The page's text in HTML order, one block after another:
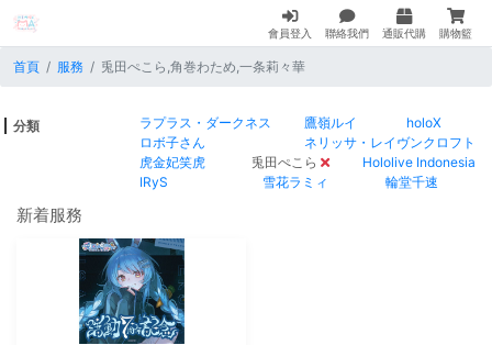
會員登入 聯絡我們 通販代購 購物籃
首頁 服務 兎田ぺこら,角巻わため,一条莉々華
分類 ラプラス・ダークネス 鷹嶺ルイ
holoX
ロボ子さん
ネリッサ・レイヴンクロフト
虎金妃笑虎
兎田ぺこら
Hololive Indonesia
IRyS
雪花ラミィ 輪堂千速
新着服務